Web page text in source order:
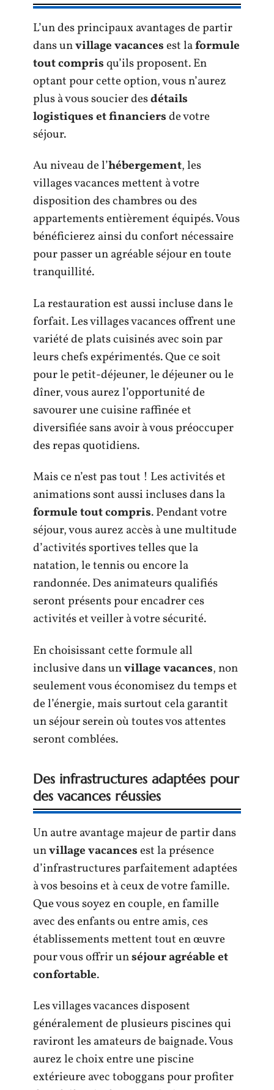
L’un des principaux avantages de partir
dans unvillage vacancesest laformule
tout comprisqu’ils proposent. En
optant pour cette option, vous n’aurez
plus à vous soucier desdétails
logistiques et financiersde votre
séjour.
Au niveau de l’hébergement, les
villages vacances mettent à votre
disposition des chambres ou des
appartements entièrement équipés. Vous
bénéficierez ainsi du confort nécessaire
pour passer un agréable séjour en toute
tranquillité.
La restauration est aussi incluse dans le
forfait. Les villages vacances offrent une
variété de plats cuisinés avec soin par
leurs chefs expérimentés. Que ce soit
pour le petit-déjeuner, le déjeuner ou le
dîner, vous aurez l’opportunité de
savourer une cuisine raffinée et
diversifiée sans avoir à vous préoccuper
des repas quotidiens.
Mais ce n’est pas tout ! Les activités et
animations sont aussi incluses dans la
formule tout compris. Pendant votre
séjour, vous aurez accès à une multitude
d’activités sportives telles que la
natation, le tennis ou encore la
randonnée. Des animateurs qualifiés
seront présents pour encadrer ces
activités et veiller à votre sécurité.
En choisissant cette formule all
inclusive dans unvillage vacances, non
seulement vous économisez du temps et
de l’énergie, mais surtout cela garantit
un séjour serein où toutes vos attentes
seront comblées.
Des infrastructures adaptées pour
des vacances réussies
Un autre avantage majeur de partir dans
unvillage vacancesest la présence
d’infrastructures parfaitement adaptées
à vos besoins et à ceux de votre famille.
Que vous soyez en couple, en famille
avec des enfants ou entre amis, ces
établissements mettent tout en œuvre
pour vous offrir unséjour agréable et
confortable.
Les villages vacances disposent
généralement de plusieurs piscines qui
raviront les amateurs de baignade. Vous
aurez le choix entre une piscine
extérieure avec toboggans pour profiter